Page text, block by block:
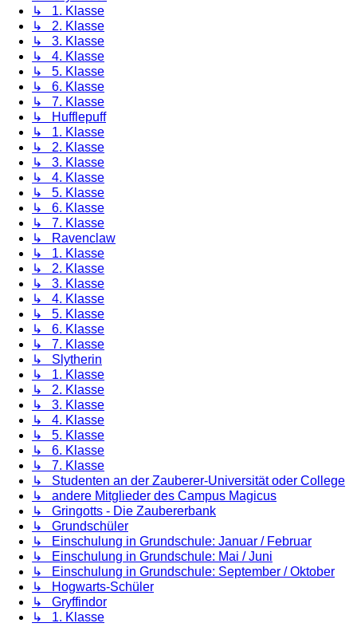
↳ 1. Klasse
↳ 2. Klasse
↳ 3. Klasse
↳ 4. Klasse
↳ 5. Klasse
↳ 6. Klasse
↳ 7. Klasse
↳ Hufflepuff
↳ 1. Klasse
↳ 2. Klasse
↳ 3. Klasse
↳ 4. Klasse
↳ 5. Klasse
↳ 6. Klasse
↳ 7. Klasse
↳ Ravenclaw
↳ 1. Klasse
↳ 2. Klasse
↳ 3. Klasse
↳ 4. Klasse
↳ 5. Klasse
↳ 6. Klasse
↳ 7. Klasse
↳ Slytherin
↳ 1. Klasse
↳ 2. Klasse
↳ 3. Klasse
↳ 4. Klasse
↳ 5. Klasse
↳ 6. Klasse
↳ 7. Klasse
↳ Studenten an der Zauberer-Universität oder College
↳ andere Mitglieder des Campus Magicus
↳ Gringotts - Die Zaubererbank
↳ Grundschüler
↳ Einschulung in Grundschule: Januar / Februar
↳ Einschulung in Grundschule: Mai / Juni
↳ Einschulung in Grundschule: September / Oktober
↳ Hogwarts-Schüler
↳ Gryffindor
↳ 1. Klasse